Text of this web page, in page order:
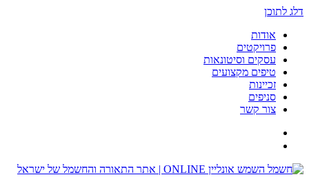
דלג לתוכן
אודות
פרויקטים
עסקים וסיטונאות
טיפים מקצועים
זכיינות
סניפים
צור קשר